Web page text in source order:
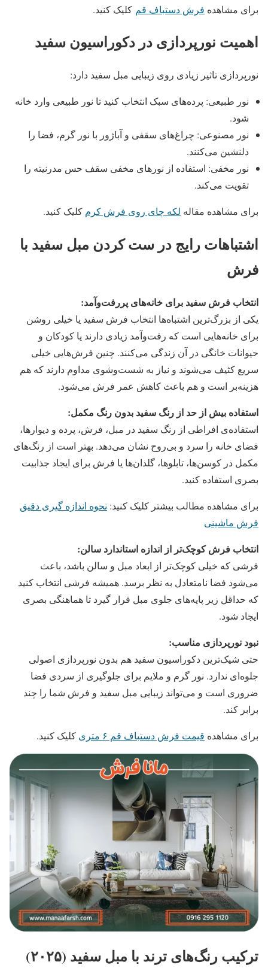
برای مشاهده فرش دستباف قم کلیک کنید.
اهمیت نورپردازی در دکوراسیون سفید
نورپردازی تاثیر زیادی روی زیبایی مبل سفید دارد:
نور طبیعی: پرده‌های سبک انتخاب کنید تا نور طبیعی وارد خانه
شود.
نور مصنوعی: چراغ‌های سقفی و آباژور با نور گرم، فضا را
دلنشین می‌کنند.
نور مخفی: استفاده از نورهای مخفی سقف حس مدرنیته را
تقویت می‌کند.
برای مشاهده مقاله لکه چای روی فرش کرم کلیک کنید.
اشتباهات رایج در ست کردن مبل سفید با
فرش
انتخاب فرش سفید برای خانه‌های پررفت‌وآمد:
یکی از بزرگ‌ترین اشتباه‌ها انتخاب فرش سفید یا خیلی روشن
برای خانه‌هایی است که رفت‌وآمد زیادی دارند یا کودکان و
حیوانات خانگی در آن زندگی می‌کنند. چنین فرش‌هایی خیلی
سریع کثیف می‌شوند و نیاز به شست‌وشوی مداوم دارند که هم
هزینه‌بر است و هم باعث کاهش عمر فرش می‌شود.
استفاده بیش از حد از رنگ سفید بدون رنگ مکمل:
استفاده‌ی افراطی از رنگ سفید در مبل، فرش، پرده و دیوارها،
فضای خانه را سرد و بی‌روح نشان می‌دهد. بهتر است از رنگ‌های
مکمل در کوسن‌ها، تابلوها، گلدان‌ها یا فرش برای ایجاد جذابیت
بصری استفاده کنید.
برای مشاهده مطالب بیشتر کلیک کنید: نحوه اندازه گیری دقیق
فرش ماشینی
انتخاب فرش کوچک‌تر از اندازه استاندارد سالن:
فرشی که خیلی کوچک‌تر از ابعاد مبل و سالن باشد، باعث
می‌شود فضا نامتعادل به نظر برسد. همیشه فرشی انتخاب کنید
که حداقل زیر پایه‌های جلوی مبل قرار گیرد تا هماهنگی بصری
ایجاد شود.
نبود نورپردازی مناسب:
حتی شیک‌ترین دکوراسیون سفید هم بدون نورپردازی اصولی
جلوه‌ای ندارد. نور گرم و ملایم برای جلوگیری از سردی فضا
ضروری است و می‌تواند زیبایی مبل سفید و فرش شما را چند
برابر کند.
برای مشاهده قیمت فرش دستباف قم ۶ متری کلیک کنید.
ترکیب رنگ‌های ترند با مبل سفید (۲۰۲۵)